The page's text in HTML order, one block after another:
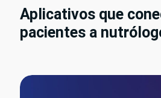
Aplicativos que
pacientes a